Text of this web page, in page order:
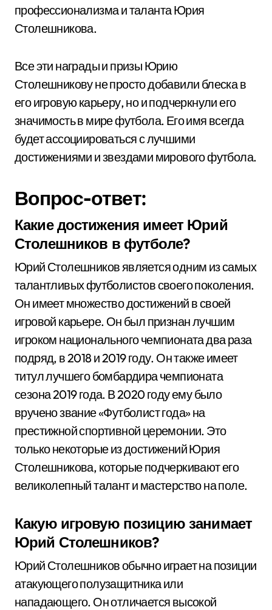
профессионализма и таланта Юрия
Столешникова.
Все эти награды и призы Юрию
Столешникову не просто добавили блеска в
его игровую карьеру, но и подчеркнули его
значимость в мире футбола. Его имя всегда
будет ассоциироваться с лучшими
достижениями и звездами мирового футбола.
Вопрос-ответ:
Какие достижения имеет Юрий
Столешников в футболе?
Юрий Столешников является одним из самых
талантливых футболистов своего поколения.
Он имеет множество достижений в своей
игровой карьере. Он был признан лучшим
игроком национального чемпионата два раза
подряд, в 2018 и 2019 году. Он также имеет
титул лучшего бомбардира чемпионата
сезона 2019 года. В 2020 году ему было
вручено звание «Футболист года» на
престижной спортивной церемонии. Это
только некоторые из достижений Юрия
Столешникова, которые подчеркивают его
великолепный талант и мастерство на поле.
Какую игровую позицию занимает
Юрий Столешников?
Юрий Столешников обычно играет на позиции
атакующего полузащитника или
нападающего. Он отличается высокой